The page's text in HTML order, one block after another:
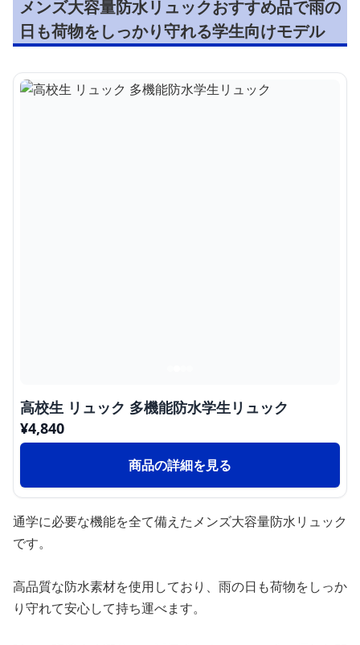
メンズ大容量防水リュックおすすめ品で雨の
日も荷物をしっかり守れる学生向けモデル
高校生 リュック 多機能防水学生リュック
¥4,840
商品の詳細を見る
通学に必要な機能を全て備えたメンズ大容量防水リュック
です。
高品質な防水素材を使用しており、雨の日も荷物をしっか
り守れて安心して持ち運べます。